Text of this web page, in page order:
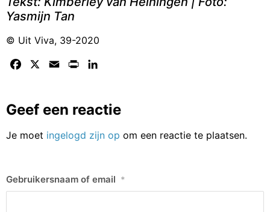
Yasmijn Tan
© Uit Viva, 39-2020
Facebook Email Print
Geef een reactie
Je moet ingelogd zijn op om een reactie te plaatsen.
Gebruikersnaam of email *